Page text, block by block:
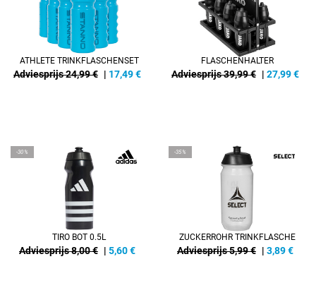
ATHLETE TRINKFLASCHENSET
Adviesprijs 24,99 € | 17,49€
FLASCHENHALTER
Adviesprijs 39,99 € | 27,99€
-30%
TIRO BOT 0.5L
Adviesprijs 8,00 € | 5,60€
-35%
ZUCKERROHR TRINKFLASCHE
Adviesprijs 5,99 € | 3,89€